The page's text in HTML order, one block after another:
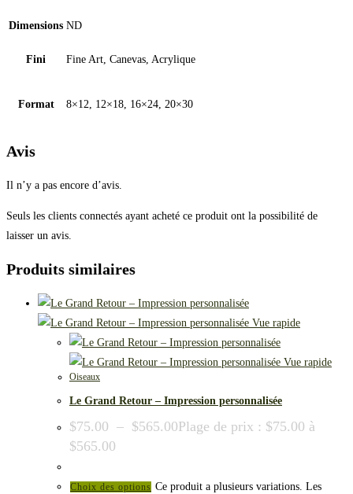
Dimensions ND
Fini Fine Art, Canevas, Acrylique
Format 8×12, 12×18, 16×24, 20×30
Avis
Il n’y a pas encore d’avis.
Seuls les clients connectés ayant acheté ce produit ont la possibilité de
laisser un avis.
Produits similaires
Vue rapide
Vue rapide
Oiseaux
Le Grand Retour – Impression personnalisée
$75.00 – $565.00Plage de prix : $75.00 à
$565.00
Choix des options Ce produit a plusieurs variations. Les